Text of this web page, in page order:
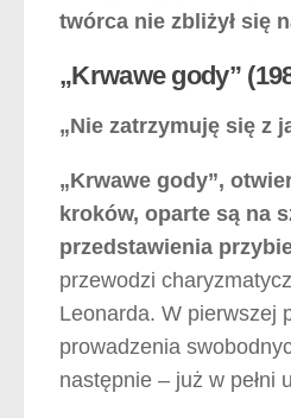
twórca nie zbliżył się
„Krwawe gody”
„Nie zatrzymuję się z
„Krwawe gody”,
kroków, oparte są na
przedstawienia
przewodzi
Leonarda. W pierwszej
prowadzenia
następnie – już w pełni